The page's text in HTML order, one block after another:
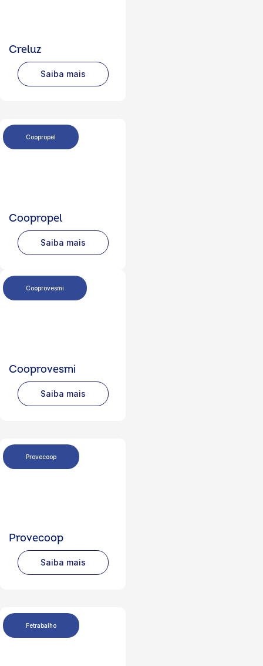
Creluz
Saiba mais
Coopropel
Coopropel
Saiba mais
Cooprovesmi
Cooprovesmi
Saiba mais
Provecoop
Provecoop
Saiba mais
Fetrabalho